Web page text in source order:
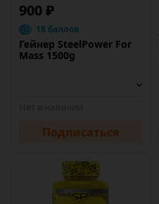
900 ₽
18 баллов
Гейнер SteelPower For
Mass 1500g
Подписаться